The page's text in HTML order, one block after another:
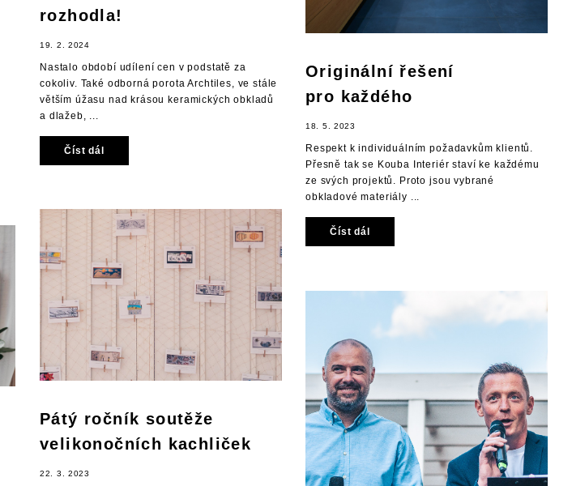
rozhodla!
19. 2. 2024
Nastalo období udílení cen v podstatě za
cokoliv. Také odborná porota Archtiles, ve stále
větším úžasu nad krásou keramických obkladů
a dlažeb, ...
Číst dál
Originální řešení
pro každého
18. 5. 2023
Respekt k individuálním požadavkům klientů.
Přesně tak se Kouba Interiér staví ke každému
ze svých projektů. Proto jsou vybrané
obkladové materiály ...
Číst dál
Pátý ročník soutěže
velikonočních kachliček
22. 3. 2023